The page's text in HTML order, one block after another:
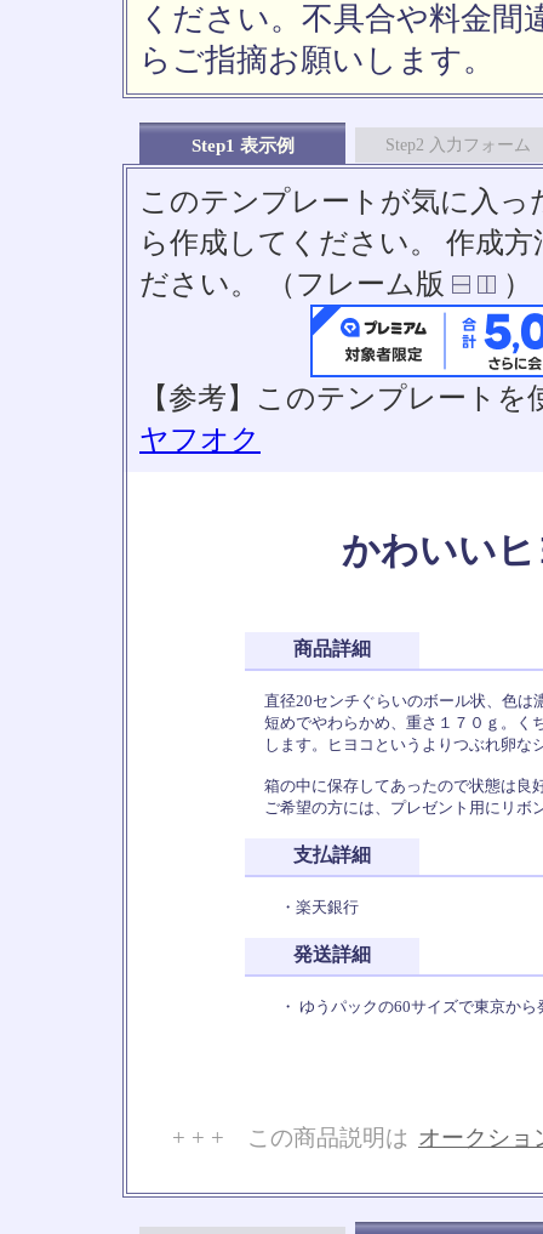
ください。不具合や料金間
らご指摘お願いします。
Step1 表示例 Step2 入力フォーム
このテンプレートが気に入っ
ら作成してください。 作成
ださい。 （フレーム版
）
【参考】このテンプレート
ヤフオク
かわいい
商品詳細
直径20センチぐらいのボール状、色は
短めでやわらかめ、重さ１７０ｇ。く
します。ヒヨコというよりつぶれ卵な
箱の中に保存してあったので状態は良
ご希望の方には、プレゼント用にリボ
支払詳細
・楽天銀行
発送詳細
・ ゆうパックの60サイズで東京から
+ + + この商品説明は オークショ